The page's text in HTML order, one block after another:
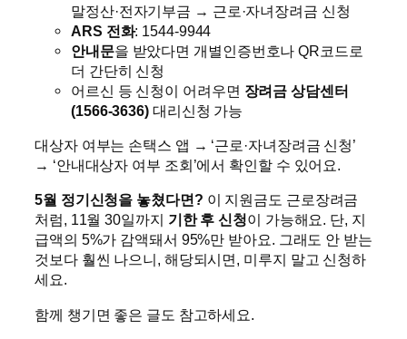
말정산·전자기부금 → 근로·자녀장려금 신청
ARS 전화: 1544-9944
안내문을 받았다면 개별인증번호나 QR코드로
더 간단히 신청
어르신 등 신청이 어려우면 장려금 상담센터
(1566-3636)대리신청 가능
대상자 여부는 손택스 앱 → ‘근로·자녀장려금 신청’
→ ‘안내대상자 여부 조회’에서 확인할 수 있어요.
5월 정기신청을 놓쳤다면? 이 지원금도 근로장려금
처럼, 11월 30일까지 기한 후 신청이 가능해요. 단, 지
급액의 5%가 감액돼서 95%만 받아요. 그래도 안 받는
것보다 훨씬 나으니, 해당되시면, 미루지 말고 신청하
세요.
함께 챙기면 좋은 글도 참고하세요.